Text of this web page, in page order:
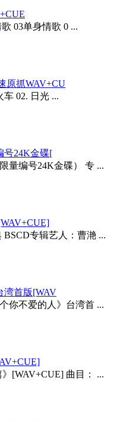
03单身情歌 0 ...
原抓WAV+CU
02. 日光 ...
号24K金碟[
量编号24K金碟） 专 ...
专辑艺人：曹滟 ...
湾首版[WAV
你不爱的人》台湾首 ...
[WAV+CUE] 曲目： ...